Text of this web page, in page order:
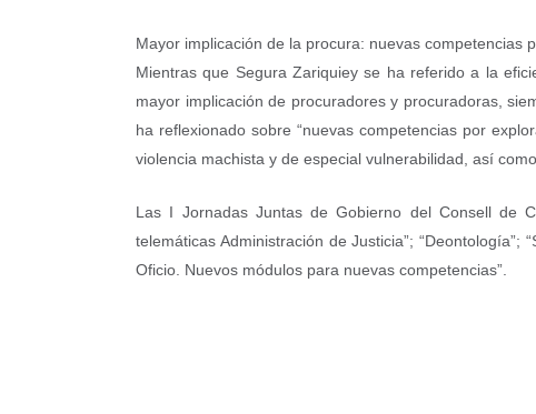
Mayor implicación de la procura: nuevas competencias
Mientras que Segura Zariquiey se ha referido a la
mayor implicación de procuradores y procuradoras,
ha reflexionado sobre “nuevas competencias por
violencia machista y de especial vulnerabilidad, así
Las I Jornadas Juntas de Gobierno del Consell de
telemáticas Administración de Justicia”;
Oficio. Nuevos módulos para nuevas competencias”.